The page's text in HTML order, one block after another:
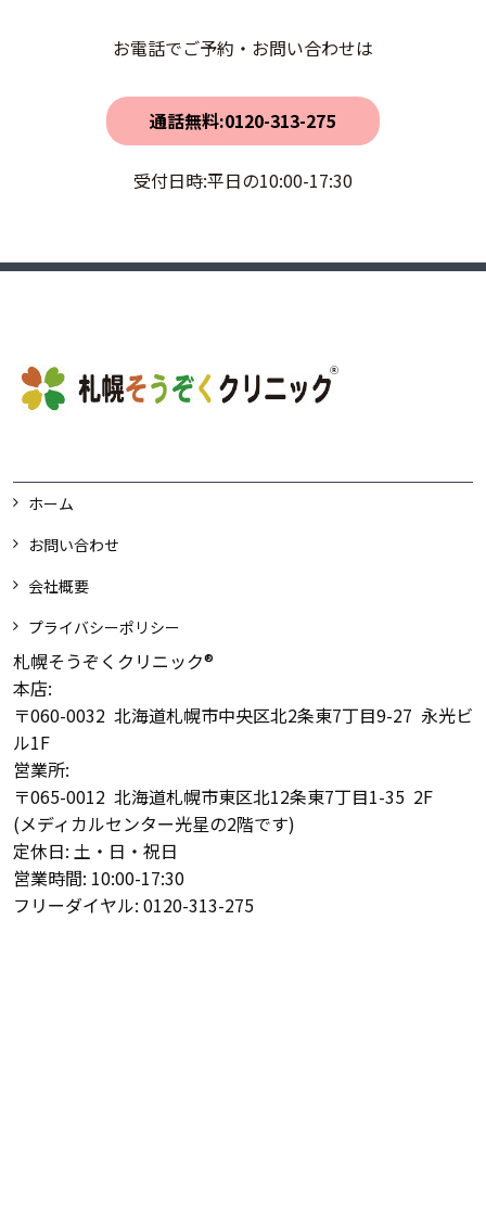
お電話でご予約・お問い合わせは
通話無料:0120-313-275
受付日時:平日の10:00-17:30
ホーム
お問い合わせ
会社概要
プライバシーポリシー
札幌そうぞくクリニック®
本店:
〒060-0032 北海道札幌市中央区北2条東7丁目9-27 永光ビ
ル1F
営業所:
〒065-0012 北海道札幌市東区北12条東7丁目1-35 2F
(メディカルセンター光星の2階です)
定休日: 土・日・祝日
営業時間: 10:00-17:30
フリーダイヤル: 0120-313-275